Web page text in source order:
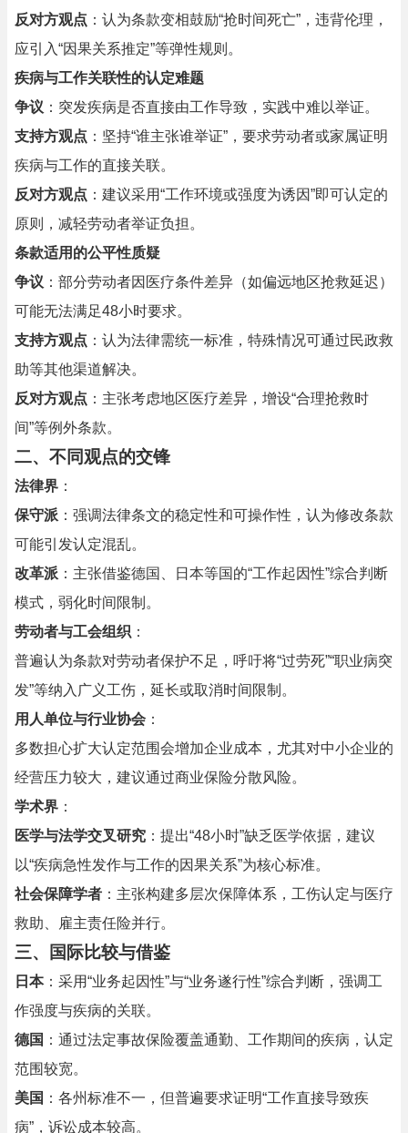
反对方观点 ：认为条款变相鼓励“抢时间死亡”，违背伦理，
应引入“因果关系推定”等弹性规则。
疾病与工作关联性的认定难题
争议 ：突发疾病是否直接由工作导致，实践中难以举证。
支持方观点 ：坚持“谁主张谁举证”，要求劳动者或家属证明
疾病与工作的直接关联。
反对方观点 ：建议采用“工作环境或强度为诱因”即可认定的
原则，减轻劳动者举证负担。
条款适用的公平性质疑
争议 ：部分劳动者因医疗条件差异（如偏远地区抢救延迟）
可能无法满足48小时要求。
支持方观点 ：认为法律需统一标准，特殊情况可通过民政救
助等其他渠道解决。
反对方观点 ：主张考虑地区医疗差异，增设“合理抢救时
间”等例外条款。
二、不同观点的交锋
法律界 ：
保守派 ：强调法律条文的稳定性和可操作性，认为修改条款
可能引发认定混乱。
改革派 ：主张借鉴德国、日本等国的“工作起因性”综合判断
模式，弱化时间限制。
劳动者与工会组织 ：
普遍认为条款对劳动者保护不足，呼吁将“过劳死”“职业病突
发”等纳入广义工伤，延长或取消时间限制。
用人单位与行业协会 ：
多数担心扩大认定范围会增加企业成本，尤其对中小企业的
经营压力较大，建议通过商业保险分散风险。
学术界 ：
医学与法学交叉研究 ：提出“48小时”缺乏医学依据，建议
以“疾病急性发作与工作的因果关系”为核心标准。
社会保障学者 ：主张构建多层次保障体系，工伤认定与医疗
救助、雇主责任险并行。
三、国际比较与借鉴
日本：采用“业务起因性”与“业务遂行性”综合判断，强调工
作强度与疾病的关联。
德国 ：通过法定事故保险覆盖通勤、工作期间的疾病，认定
范围较宽。
美国 ：各州标准不一，但普遍要求证明“工作直接导致疾
病”，诉讼成本较高。